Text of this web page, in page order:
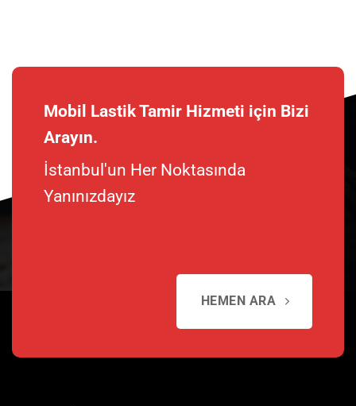
Mobil Lastik Tamir Hizmeti için Bizi
Arayın.
İstanbul'un Her Noktasında
Yanınızdayız
HEMEN ARA